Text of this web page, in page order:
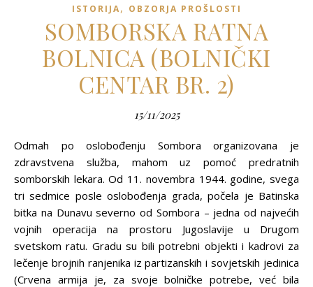
ISTORIJA, OBZORJA PROŠLOSTI
SOMBORSKA RATNA
BOLNICA (BOLNIČKI
CENTAR BR. 2)
15/11/2025
Odmah po oslobođenju Sombora organizovana je
zdravstvena služba, mahom uz pomoć predratnih
somborskih lekara. Od 11. novembra 1944. godine, svega
tri sedmice posle oslobođenja grada, počela je Batinska
bitka na Dunavu severno od Sombora – jedna od najvećih
vojnih operacija na prostoru Jugoslavije u Drugom
svetskom ratu. Gradu su bili potrebni objekti i kadrovi za
lečenje brojnih ranjenika iz partizanskih i sovjetskih jedinica
(Crvena armija je, za svoje bolničke potrebe, već bila